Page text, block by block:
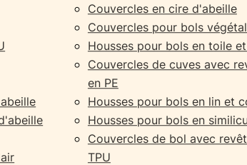
Couvercles en cire d'abeille
Couvercles pour bols
Housses pour bols en toile
Couvercles de cuves avec
en PE
Housses pour bols en lin et
Housses pour bols en
Couvercles de bol avec
TPU